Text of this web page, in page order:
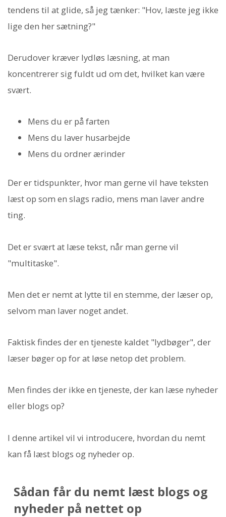
tendens til at glide, så jeg tænker: "Hov, læste jeg ikke
lige den her sætning?"
Derudover kræver lydløs læsning, at man
koncentrerer sig fuldt ud om det, hvilket kan være
svært.
Mens du er på farten
Mens du laver husarbejde
Mens du ordner ærinder
Der er tidspunkter, hvor man gerne vil have teksten
læst op som en slags radio, mens man laver andre
ting.
Det er svært at læse tekst, når man gerne vil
"multitaske".
Men det er nemt at lytte til en stemme, der læser op,
selvom man laver noget andet.
Faktisk findes der en tjeneste kaldet "lydbøger", der
læser bøger op for at løse netop det problem.
Men findes der ikke en tjeneste, der kan læse nyheder
eller blogs op?
I denne artikel vil vi introducere, hvordan du nemt
kan få læst blogs og nyheder op.
Sådan får du nemt læst blogs og
nyheder på nettet op